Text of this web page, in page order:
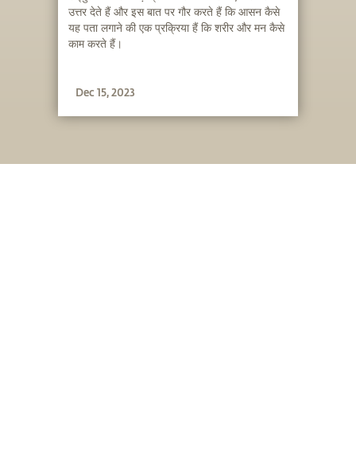
उत्तर देते हैं और इस बात पर गौर करते हैं कि आसन कैसे
यह पता लगाने की एक प्रक्रिया हैं कि शरीर और मन कैसे
काम करते हैं।
Dec 15, 2023